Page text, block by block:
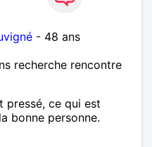
- 48 ans
recherche rencontre
pressé, ce qui est
bonne personne.